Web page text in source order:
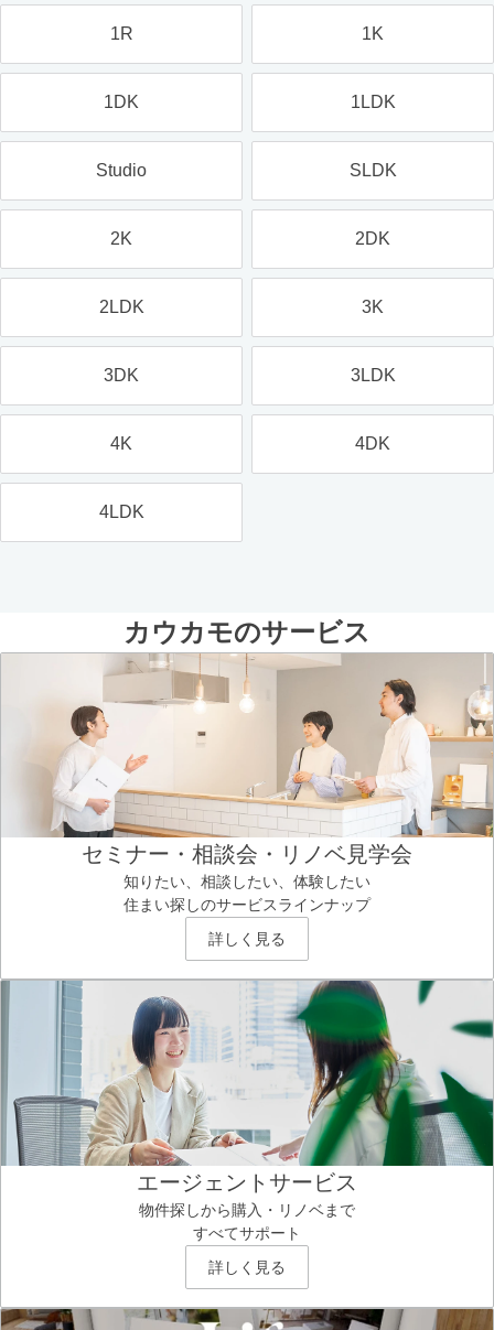
1R 1K
1DK 1LDK
Studio SLDK
2K 2DK
2LDK 3K
3DK 3LDK
4K 4DK
4LDK
カウカモのサービス
セミナー・相談会・リノベ見学会
知りたい、相談したい、体験したい
住まい探しのサービスラインナップ
詳しく見る
エージェントサービス
物件探しから購入・リノベまで
すべてサポート
詳しく見る